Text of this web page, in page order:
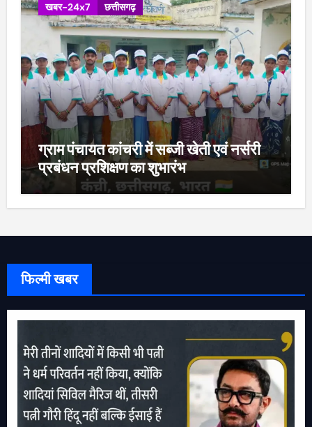
खबर-24x7 छत्तीसगढ़
ग्राम पंचायत कांचरी में सब्जी खेती एवं नर्सरी
प्रबंधन प्रशिक्षण का शुभारंभ
फिल्मी खबर